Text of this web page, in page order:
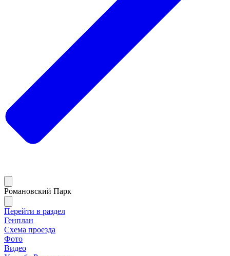
Романовский Парк
Перейти в раздел
Генплан
Схема проезда
Фото
Видео